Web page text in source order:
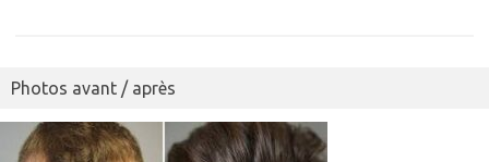
Photos avant / après